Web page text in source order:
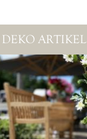
DEKO ARTIKEL